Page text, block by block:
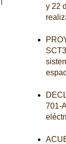
y 22
701-